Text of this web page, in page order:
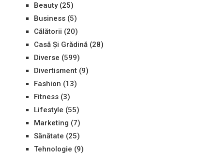
Beauty(25)
Business(5)
Călătorii (20)
Casă Și Grădină(28)
Diverse (599)
Divertisment(9)
Fashion (13)
Fitness(3)
Lifestyle (55)
Marketing (7)
Sănătate (25)
Tehnologie (9)